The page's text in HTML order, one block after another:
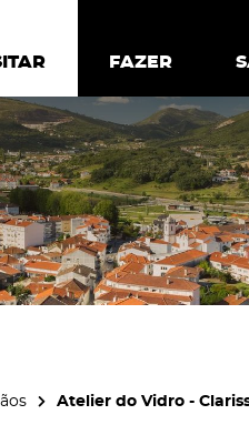
MÓS
VISITAR
FAZER
Atelier do Vidro -